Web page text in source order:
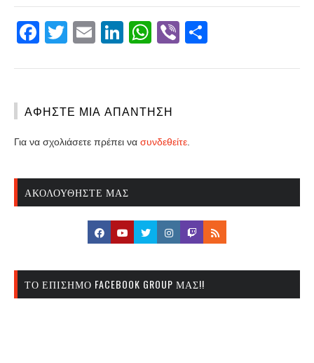
Facebook
Twitter
EmailLinkedIn
WhatsApp
Viber
ΑΦΉΣΤΕ ΜΙΑ ΑΠΆΝΤΗΣΗ
Για να σχολιάσετε πρέπει να συνδεθείτε
ΑΚΟΛΟΥΘΉΣΤΕ ΜΑΣ
ΤΟ ΕΠΊΣΗΜΟ FACEBOOK GROUP ΜΑΣ!!